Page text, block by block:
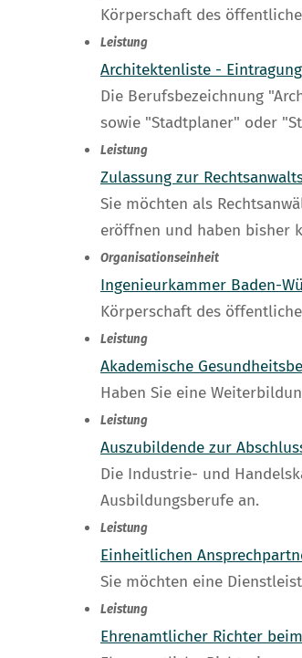
Körperschaft des
Leistung
Architektenliste -
Die Berufsbezeichnung
sowie "Stadtplaner" oder
Leistung
Zulassung zur
Sie möchten als
eröffnen und haben bisher
Organisationseinheit
Ingenieurkammer Baden-
Körperschaft des
Leistung
Akademische
Haben Sie eine
Leistung
Auszubildende zur
Die Industrie- und
Ausbildungsberufe an.
Leistung
Einheitlichen
Sie möchten eine
Leistung
Ehrenamtlicher Richter